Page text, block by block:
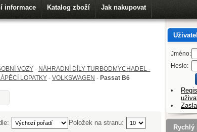
informace Katalog zboží Jak nakupovat
VOZY- NÁHRADNÍ DÍLY TURBODMYCHADEL -
LOPATKY - VOLKSWAGEN - Passat B6
Položek na stranu:
Uživatel
Jméno:
Heslo:
Rychlý